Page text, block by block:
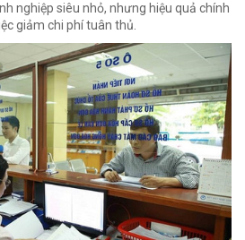
nghiệp siêu nhỏ, nhưng hiệu quả chính
giảm chi phí tuân thủ.